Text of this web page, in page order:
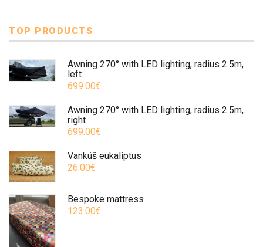
TOP PRODUCTS
Awning 270° with LED lighting, radius 2.5m,
left
699.00€
Awning 270° with LED lighting, radius 2.5m,
right
699.00€
Vankúš eukaliptus
26.00€
Bespoke mattress
123.00€